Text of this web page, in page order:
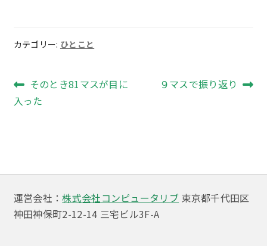
カテゴリー: ひとこと
投
稿
ゲ
ー
シ
前
の
そのとき81マスが目に
入った
次
９マスで振り返り
運営会社：株式会社コンピュータリブ 東京都千代田区
神田神保町2-12-14 三宅ビル3F-A